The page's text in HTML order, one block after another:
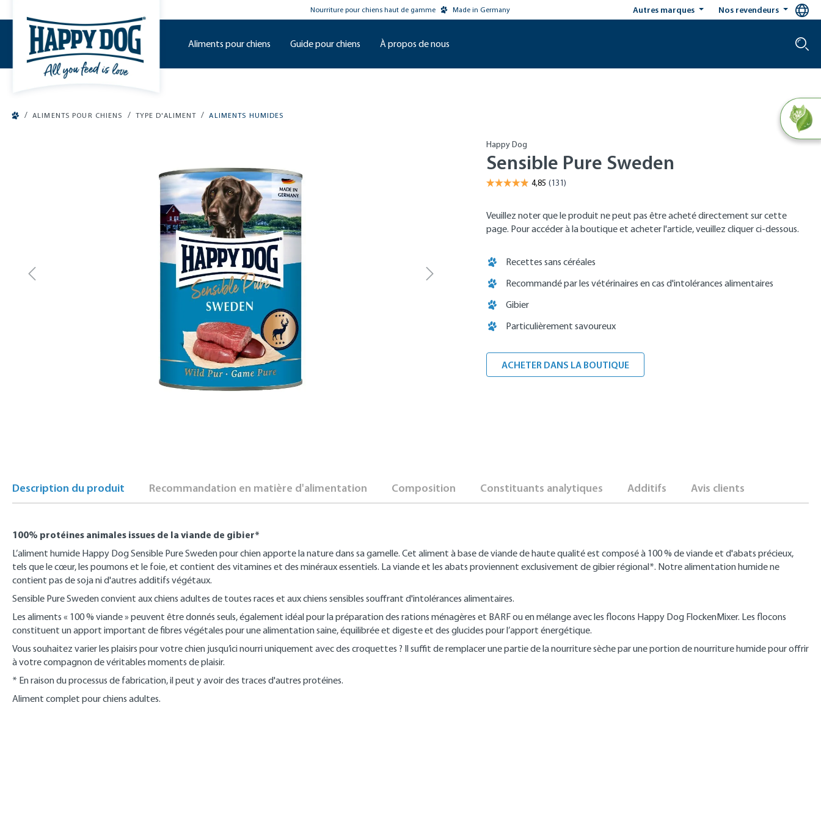
Nourriture pour chiens haut de gamme Made in Germany Autres marques Nos revendeurs
Aliments pour chiens Guide pour chiens À propos de nous
/ ALIMENTS POUR CHIENS / TYPE D'ALIMENT / ALIMENTS HUMIDES
Happy Dog
Sensible Pure Sweden
Veuillez noter que le produit ne peut pas être acheté directement sur cette
page. Pour accéder à la boutique et acheter l'article, veuillez cliquer ci-dessous.
Recettes sans céréales
Recommandé par les vétérinaires en cas d'intolérances alimentaires
Gibier
Particulièrement savoureux
ACHETER DANS LA BOUTIQUE
Description du produit Recommandation en matière d'alimentation Composition Constituants analytiques Additifs Avis clients
100% protéines animales issues de la viande de gibier*
L’aliment humide Happy Dog Sensible Pure Sweden pour chien apporte la nature dans sa gamelle. Cet aliment à base de viande de haute qualité est composé à 100 % de viande et d'abats précieux,
tels que le cœur, les poumons et le foie, et contient des vitamines et des minéraux essentiels. La viande et les abats proviennent exclusivement de gibier régional*. Notre alimentation humide ne
contient pas de soja ni d'autres additifs végétaux.
Sensible Pure Sweden convient aux chiens adultes de toutes races et aux chiens sensibles souffrant d'intolérances alimentaires.
Les aliments « 100 % viande » peuvent être donnés seuls, également idéal pour la préparation des rations ménagères et BARF ou en mélange avec les flocons Happy Dog FlockenMixer. Les flocons
constituent un apport important de fibres végétales pour une alimentation saine, équilibrée et digeste et des glucides pour l’apport énergétique.
Vous souhaitez varier les plaisirs pour votre chien jusqu’ici nourri uniquement avec des croquettes ? Il suffit de remplacer une partie de la nourriture sèche par une portion de nourriture humide pour offrir
à votre compagnon de véritables moments de plaisir.
* En raison du processus de fabrication, il peut y avoir des traces d'autres protéines.
Aliment complet pour chiens adultes.